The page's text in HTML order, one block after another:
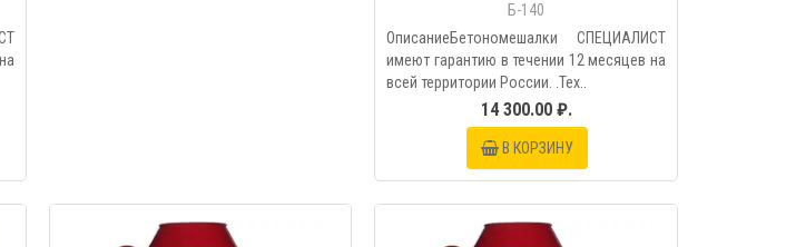
Б-140
ОписаниеБетономешалки СПЕЦИАЛИСТ
имеют гарантию в течении 12 месяцев на
всей территории России. .Тех..
14 300.00 ₽.
В КОРЗИНУ
БЫСТРЫЙ ПРОСМОТР БЫСТРЫЙ ПРОСМОТР